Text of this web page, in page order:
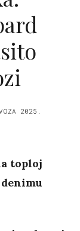
2025.
toploj